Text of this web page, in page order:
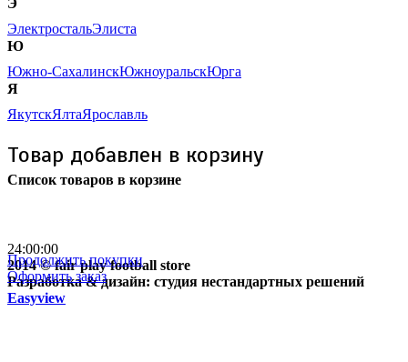
Э
ЭлектростальЭлиста
Ю
Южно-СахалинскЮжноуральскЮрга
Я
ЯкутскЯлтаЯрославль
Товар добавлен в корзину
Список товаров в корзине
Продолжить покупки
Оформить заказ
24:00:00
2014 © fair play football store
Разработка & дизайн: студия нестандартных решений
Easyview